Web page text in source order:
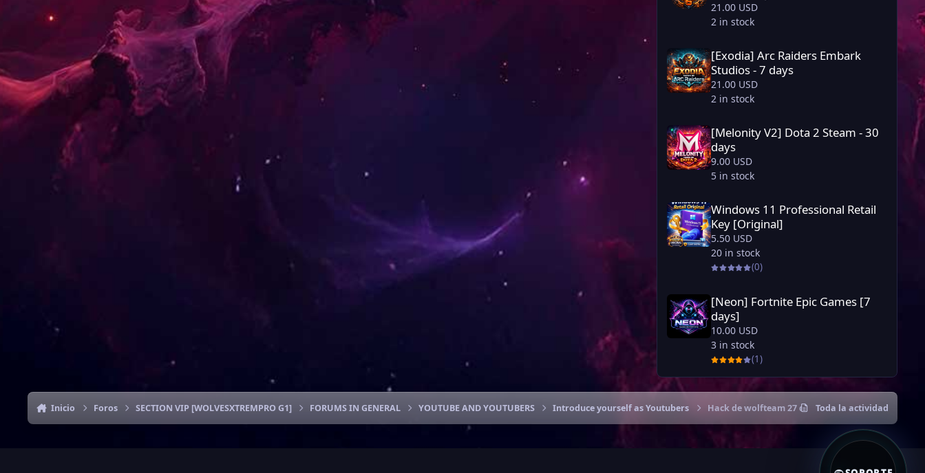
21.00 USD
2 in stock
[Exodia] Arc Raiders Embark
Studios - 7 days
21.00 USD
2 in stock
[Melonity V2] Dota 2 Steam - 30 days
[Melonity V2] Dota 2 Steam - 30
days
9.00 USD
5 in stock
Windows 11 Professional Retail Key [Original]
Windows 11 Professional Retail
Key [Original]
5.50 USD
20 in stock
(0)
[Neon] Fortnite Epic Games [7 days]
[Neon] Fortnite Epic Games [7
days]
10.00 USD
3 in stock
(1)
Inicio Foros SECTION VIP [WOLVESXTREMPRO G1] FORUMS IN GENERAL YOUTUBE AND YOUTUBERS Introduce yourself as Youtubers Hack de wolfteam 27 de septiembre
Toda la actividad